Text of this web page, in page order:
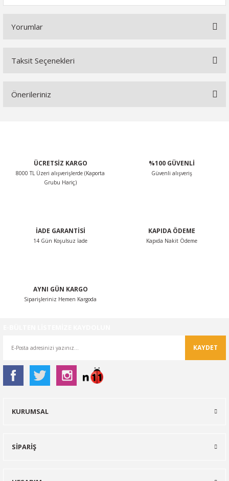
Yorumlar
Taksit Seçenekleri
Önerileriniz
Ürün resmi kalitesiz, bozuk veya görüntülenemiyor.
Bu ürüne benzer farklı alternatifler olmalı.
ÜCRETSİZ KARGO
8000 TL Üzeri alışverişlerde (Kaporta
Grubu Hariç)
%100 GÜVENLİ
Güvenli alışveriş
İADE GARANTİSİ
14 Gün Koşulsuz İade
KAPIDA ÖDEME
Kapıda Nakit Ödeme
AYNI GÜN KARGO
Siparişleriniz Hemen Kargoda
KAYDET
KURUMSAL
SİPARİŞ